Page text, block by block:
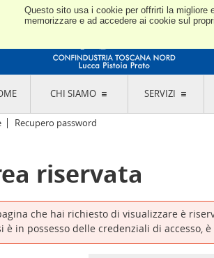
Questo sito usa i cookie per offrirti la migliore
memorizzare e ad accedere ai cookie sul
CHI SIAMO
ETICO E DEI VALORI ASSOCIATIVI
CONTRIBUTI PUBBLICI
L'INDUSTRIA E IL TERRITORIO DI LUCCA,
E PRATO
E CONTATTI
US
SERVIZI
Recupero password
riservata
che hai richiesto di visualizzare è
è in possesso delle credenziali di accesso,